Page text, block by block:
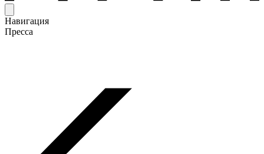
Навигация
Пресса